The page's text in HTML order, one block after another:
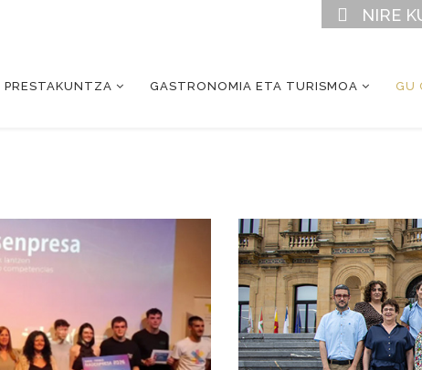
NIRE
PRESTAKUNTZA GASTRONOMIA ETA TURISMOA GU